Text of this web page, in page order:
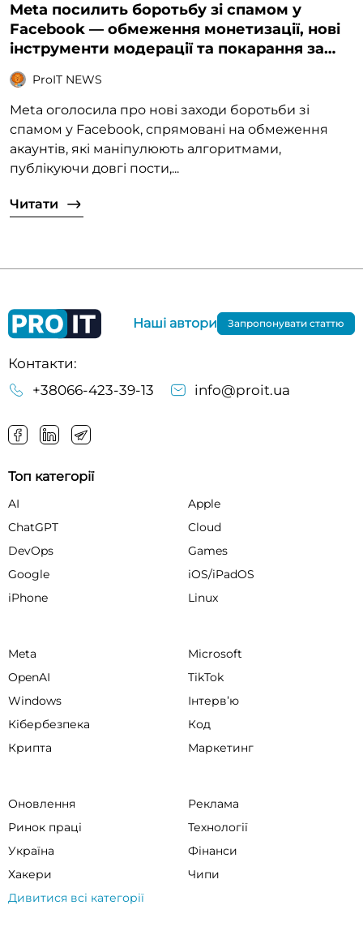
Meta посилить боротьбу зі спамом у
Facebook — обмеження монетизації, нові
інструменти модерації та покарання за
маніпуляції
ProIT NEWS
Meta оголосила про нові заходи боротьби зі
спамом у Facebook, спрямовані на обмеження
акаунтів, які маніпулюють алгоритмами,
публікуючи довгі пости,...
Читати
Контакти:
+38066-423-39-13
info@proit.ua
Наші автори Запропонувати статтю
Топ категорії
AI
Apple
ChatGPT
Cloud
DevOps
Games
Google
iOS/iPadOS
iPhone
Linux
Meta
Microsoft
OpenAI
TikTok
Windows
Інтервʼю
Кібербезпека
Код
Крипта
Маркетинг
Оновлення
Реклама
Ринок праці
Технології
Україна
Фінанси
Хакери
Чипи
Дивитися всі категорії